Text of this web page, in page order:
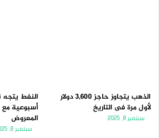
الذهب يتجاوز حاجز 3,600 دولار
لأول مرة فى التاريخ
سبتمبر 8, 2025
النفط
أسبوعية مع
المعروض
سبتمبر 6, 2025